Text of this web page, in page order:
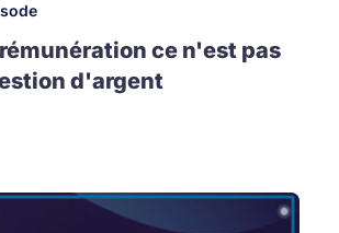
rémunération ce n'est pas
d'argent